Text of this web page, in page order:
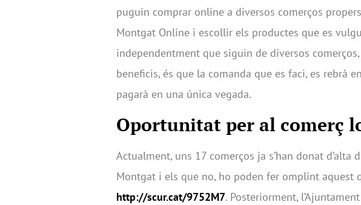
puguin comprar online a diversos comerços
Montgat Online i escollir els productes que es
independentment que siguin de diversos
beneficis, és que la comanda que es faci, es rebrà
pagarà en una única vegada.
Oportunitat per al comerç
Actualment, uns 17 comerços ja s’han donat d’alta
Montgat i els que no, ho poden fer omplint aquest
http://scur.cat/9752M7. Posteriorment,